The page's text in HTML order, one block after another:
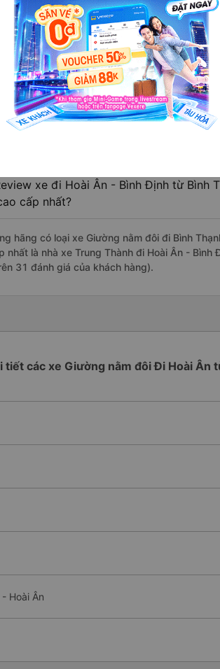
Giường nằm đôi Bình Thạnh - Sài Gòn Hoài
nhà xe Trung Thành.
xe đi Hoài Ân - Bình Định từ Bình
Giường nằm đôi Bình Thạnh - Sài Gòn Hoài
là của nhà xe Trung Thành.
xe đi Hoài Ân - Bình Định từ Bình
cấp nhất?
hãng có loại xe Giường nằm đôi đi Bình
nhất là nhà xe Trung Thành đi Hoài Ân -
31 đánh giá của khách hàng).
tiết các xe Giường nằm đôi Đi Hoài Ân
Hoài Ân